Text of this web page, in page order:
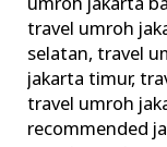
umroh jakarta
travel umroh
selatan,travel
jakarta timur,
travel umroh
recommended